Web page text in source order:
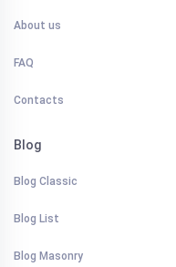
About us
FAQ
Contacts
Blog
Blog Classic
Blog List
Blog Masonry